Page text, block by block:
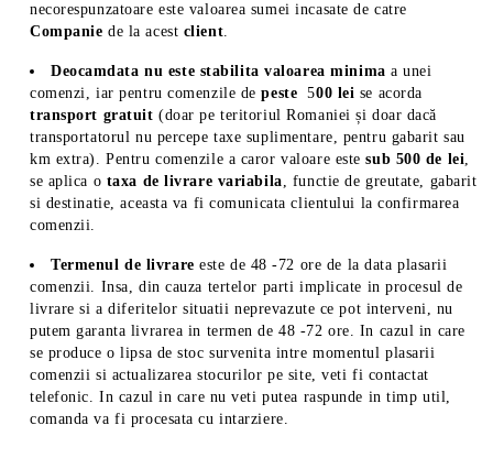
necorespunzatoare este valoarea sumei incasate de catre
Companie de la acest client.
Deocamdata nu este stabilita valoarea minima a unei
comenzi, iar pentru comenzile depeste 500 lei se acorda
transport gratuit (doar pe teritoriul Romaniei și doar dacă
transportatorul nu percepe taxe suplimentare, pentru gabarit sau
km extra). Pentru comenzile a caror valoare este sub 500 de lei,
se aplica o taxa de livrare variabila, functie de greutate, gabarit
si destinatie, aceasta va fi comunicata clientului la confirmarea
comenzii.
Termenul de livrare este de 48 -72 ore de la data plasarii
comenzii. Insa, din cauza tertelor parti implicate in procesul de
livrare si a diferitelor situatii neprevazute ce pot interveni, nu
putem garanta livrarea in termen de 48 -72 ore. In cazul in care
se produce o lipsa de stoc survenita intre momentul plasarii
comenzii si actualizarea stocurilor pe site, veti fi contactat
telefonic. In cazul in care nu veti putea raspunde in timp util,
comanda va fi procesata cu intarziere.